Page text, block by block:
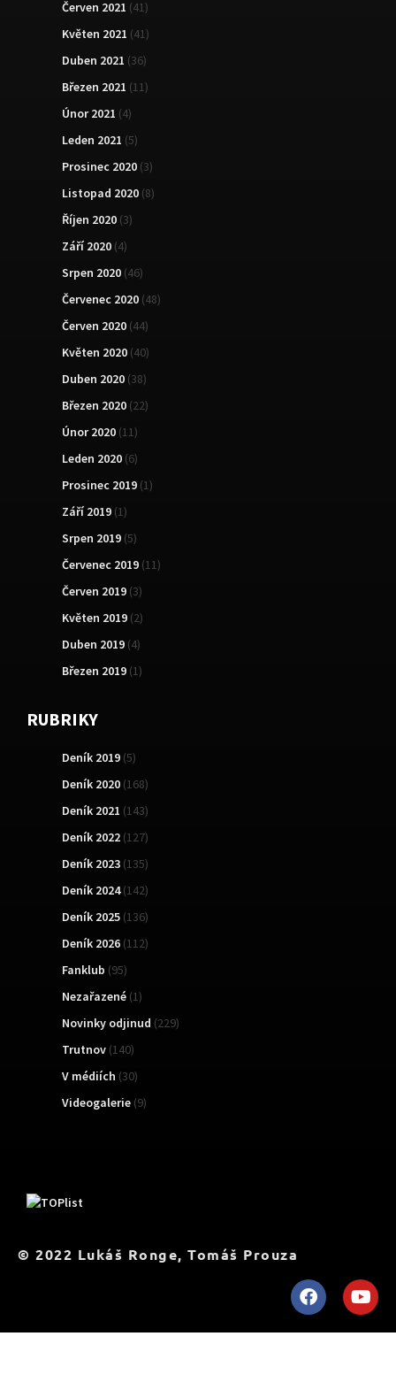
Červen 2021 (41)
Květen 2021 (41)
Duben 2021 (36)
Březen 2021 (11)
Únor 2021 (4)
Leden 2021 (5)
Prosinec 2020 (3)
Listopad 2020 (8)
Říjen 2020 (3)
Září 2020 (4)
Srpen 2020 (46)
Červenec 2020 (48)
Červen 2020 (44)
Květen 2020 (40)
Duben 2020 (38)
Březen 2020 (22)
Únor 2020 (11)
Leden 2020 (6)
Prosinec 2019 (1)
Září 2019 (1)
Srpen 2019 (5)
Červenec 2019 (11)
Červen 2019 (3)
Květen 2019 (2)
Duben 2019 (4)
Březen 2019 (1)
RUBRIKY
Deník 2019 (5)
Deník 2020 (168)
Deník 2021 (143)
Deník 2022 (127)
Deník 2023 (135)
Deník 2024(142)
Deník 2025 (136)
Deník 2026 (112)
Fanklub (95)
Nezařazené (1)
Novinky odjinud (229)
Trutnov (140)
V médiích (30)
Videogalerie (9)
© 2022 Lukáš Ronge, Tomáš Prouza